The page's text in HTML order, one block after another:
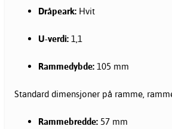
Dråpeark: Hvit
U-verdi: 1,1
Rammedybde: 105 mm
Standard dimensjoner på ramme,
Rammebredde: 57 mm